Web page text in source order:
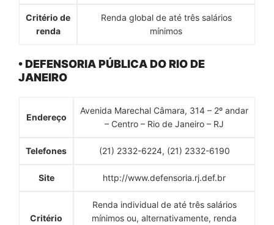
Critério de
renda
Renda global de até três salários
mínimos
• DEFENSORIA PÚBLICA DO RIO DE
JANEIRO
Endereço
Avenida Marechal Câmara, 314 – 2º andar
– Centro – Rio de Janeiro – RJ
Telefones (21) 2332-6224, (21) 2332-6190
Site http://www.defensoria.rj.def.br
Critério
Renda individual de até três salários
mínimos ou, alternativamente, renda